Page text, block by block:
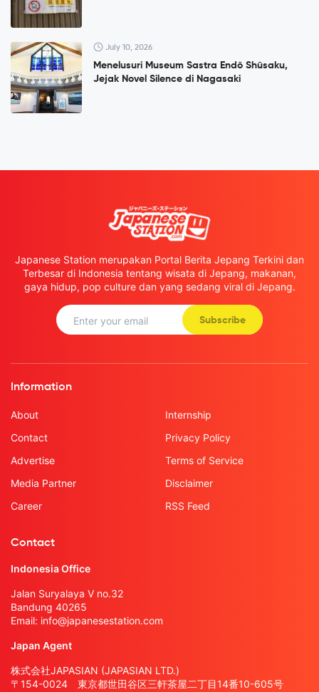
July 10, 2026
Menelusuri Museum Sastra Endō Shūsaku,
Jejak Novel Silence di Nagasaki
Japanese Station merupakan Portal Berita Jepang Terkini dan
Terbesar di Indonesia tentang wisata di Jepang, makanan,
gaya hidup, pop culture dan yang sedang viral di Jepang.
Subscribe
Information
About
Contact
Advertise
Media Partner
Career
Internship
Privacy Policy
Terms of Service
Disclaimer
RSS Feed
Contact
Indonesia Office
Jalan Suryalaya V no.32
Bandung 40265
Email: info@japanesestation.com
Japan Agent
株式会社JAPASIAN (JAPASIAN LTD.)
〒154-0024 東京都世田谷区三軒茶屋二丁目14番10-605号